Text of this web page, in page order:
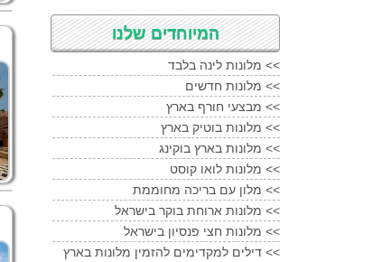
המיוחדים שלנו
מלונות לינה בלבד <<
מלונות חדשים <<
מבצעי חורף בארץ <<
מלונות בוטיק בארץ <<
מלונות בארץ בוקינג <<
מלונות לואו קוסט <<
מלון עם בריכה מחוממת <<
מלונות ארוחת בוקר בישראל <<
מלונות חצי פנסיון בישראל <<
דילים למקדימים להזמין מלונות בארץ <<